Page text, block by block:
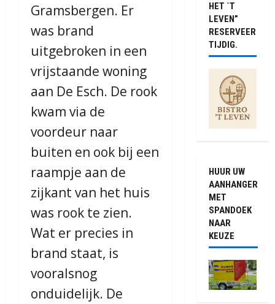
Gramsbergen. Er
was brand
uitgebroken in een
vrijstaande woning
aan De Esch. De rook
kwam via de
voordeur naar
buiten en ook bij een
raampje aan de
zijkant van het huis
was rook te zien.
Wat er precies in
brand staat, is
vooralsnog
onduidelijk. De
HET `T
LEVEN”
RESERVEER
TIJDIG.
HUUR UW
AANHANGER
MET
SPANDOEK
NAAR
KEUZE